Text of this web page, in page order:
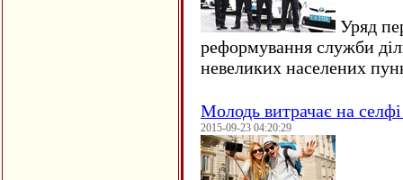
Уряд
реформування служби
невеликих населених
Молодь витрачає на
2015-09-23 04:20:29